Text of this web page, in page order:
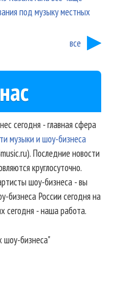
под музыку местных
все
сегодня - главная сфера
музыки и шоу-бизнеса
Последние новости
круглосуточно.
шоу-бизнеса - вы
бизнеса России сегодня на
сегодня - наша работа.
шоу-бизнеса"